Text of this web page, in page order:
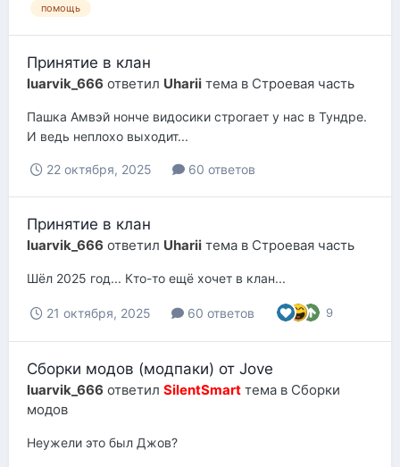
помощь
Принятие в клан
luarvik_666 ответил Uharii тема в Строевая часть
Пашка Амвэй нонче видосики строгает у нас в Тундре.
И ведь неплохо выходит...
22 октября, 2025 60 ответов
Принятие в клан
luarvik_666 ответил Uharii тема в Строевая часть
Шёл 2025 год... Кто-то ещё хочет в клан...
21 октября, 2025 60 ответов 9
Сборки модов (модпаки) от Jove
luarvik_666 ответил SilentSmart тема в Сборки
модов
Неужели это был Джов?